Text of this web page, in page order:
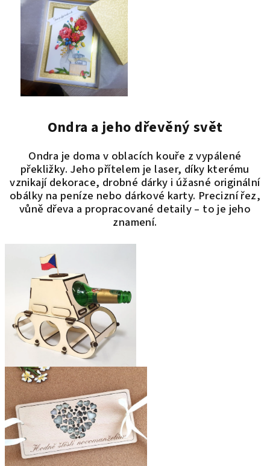
Ondra a jeho dřevěný svět
Ondra je doma v oblacích kouře z vypálené
překližky. Jeho přítelem je laser, díky kterému
vznikají dekorace, drobné dárky i úžasné originální
obálky na peníze nebo dárkové karty. Precizní řez,
vůně dřeva a propracované detaily – to je jeho
znamení.